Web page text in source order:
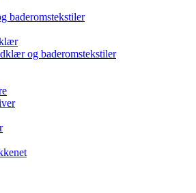
baderomstekstiler
og baderomstekstiler